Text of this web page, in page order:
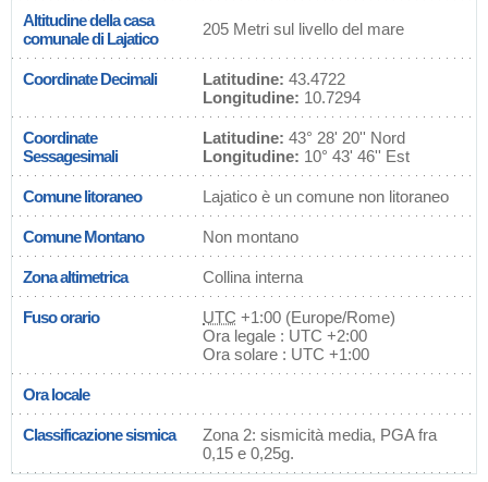
Altitudine della casa
comunale di Lajatico
205 Metri sul livello del mare
Coordinate Decimali Latitudine: 43.4722
Longitudine: 10.7294
Coordinate
Sessagesimali
Latitudine: 43° 28' 20'' Nord
Longitudine: 10° 43' 46'' Est
Comune litoraneo Lajatico è un comune non litoraneo
Comune Montano Non montano
Zona altimetrica Collina interna
Fuso orario UTC +1:00 (Europe/Rome)
Ora legale : UTC +2:00
Ora solare : UTC +1:00
Ora locale
Classificazione sismica
Zona 2: sismicità media, PGA fra
0,15 e 0,25g.